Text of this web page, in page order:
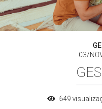
03/
649